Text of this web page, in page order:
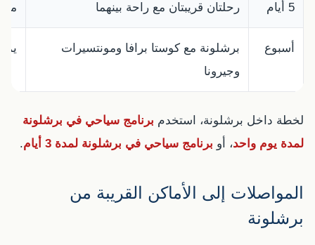
5 أيام رحلتان قريبتان مع راحة بينهما
أسبوع
برشلونة مع كوستا برافا ومونتسيرات
وجيرونا
لخطة داخل برشلونة، استخدم برنامج سياحي في برشلونة
لمدة يوم واحد، أو برنامج سياحي في برشلونة لمدة 3 أيام .
المواصلات إلى الأماكن القريبة من
برشلونة